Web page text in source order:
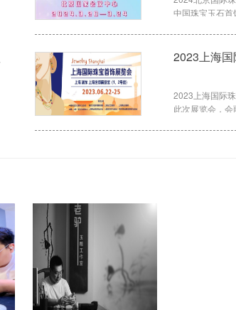
中国珠宝玉石
2023上海
2023上海国际
此次展览会，